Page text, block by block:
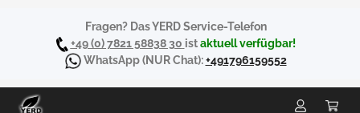
Fragen? Das YERD Service-Telefon
+49 (0) 7821 58838 30 istaktuell verfügbar!
WhatsApp(NUR Chat):+491796159552